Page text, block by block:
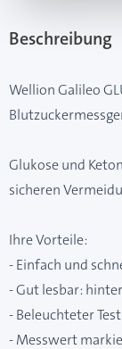
Beschreibung
Wellion Galileo
Glukose und
sicheren
Ihre Vorteile:
- Einfach und
- Gut lesbar:
- Beleuchteter
- Messwert